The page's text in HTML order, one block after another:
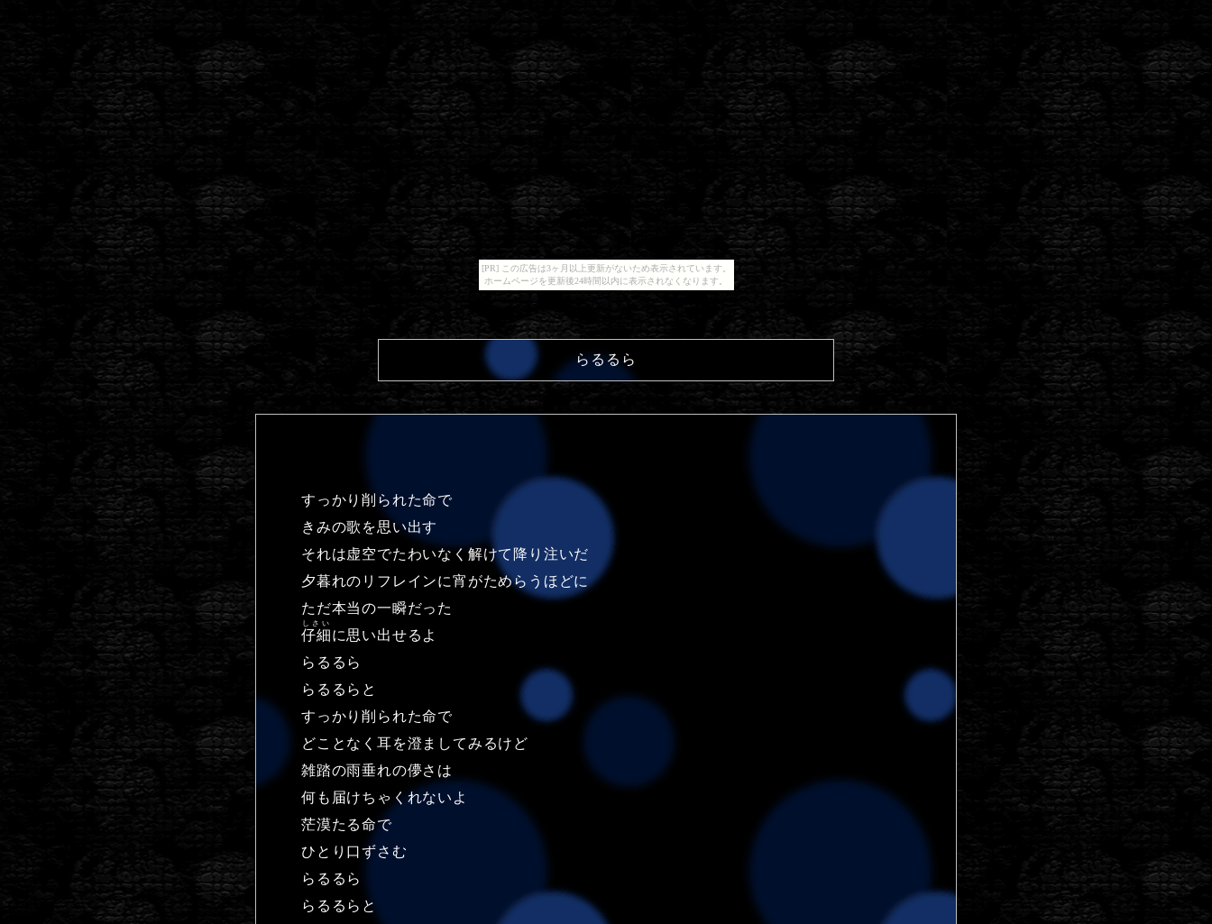
[PR] この広告は3ヶ月以上更新がないため表示されています。
ホームページを更新後24時間以内に表示されなくなります。
らるるら
すっかり削られた命で
きみの歌を思い出す
それは虚空でたわいなく解けて降り注いだ
夕暮れのリフレインに宵がためらうほどに
ただ本当の一瞬だった
仔細
しさい
に思い出せるよ
らるるら
らるるらと
すっかり削られた命で
どことなく耳を澄ましてみるけど
雑踏の雨垂れの儚さは
何も届けちゃくれないよ
茫漠たる命で
ひとり口ずさむ
らるるら
らるるらと